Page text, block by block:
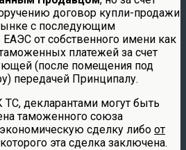
договор купли-продажи
с последующим
от собственного имени как
платежей за счет
(после помещения под
передачей Принципалу.
ТС, декларантами могут быть
таможенного союза
сделку либо от
которого эта сделка заключена.